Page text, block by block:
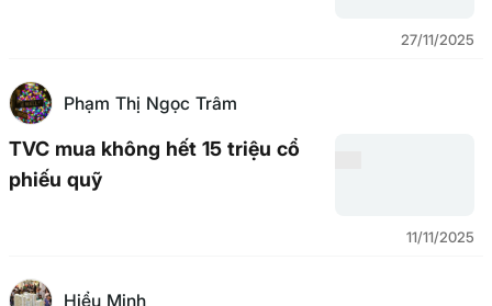
27/11/2025
Phạm Thị Ngọc Trâm
TVC mua không hết 15 triệu cổ
phiếu quỹ
11/11/2025
Hiểu Minh